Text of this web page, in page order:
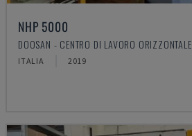
NHP 5000
DOOSAN - CENTRO DI LAVORO ORIZZONTALE
ITALIA 2019